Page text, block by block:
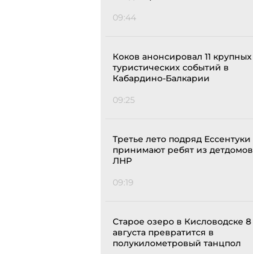
09:44
Коков анонсировал 11 крупных
туристических событий в
Кабардино-Балкарии
09:25
Третье лето подряд Ессентуки
принимают ребят из детдомов
ЛНР
09:19
Старое озеро в Кисловодске 8
августа превратится в
полукилометровый танцпол